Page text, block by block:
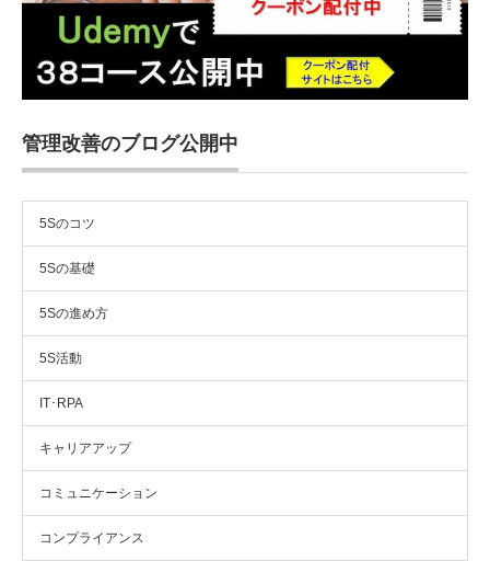
管理改善のブログ公開中
5Sのコツ
5Sの基礎
5Sの進め方
5S活動
IT･RPA
キャリアアップ
コミュニケーション
コンプライアンス